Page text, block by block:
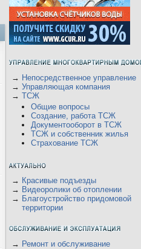
→ Непосредственное управление
→ Управляющая компания
→ ТСЖ
Общие вопросы
Создание, работа ТСЖ
Документооборот в ТСЖ
ТСЖ и собственник жилья
Страхование ТСЖ
→ Красивые подъезды
→ Видеоролики об отоплении
→ Благоустройство придомовой
территории
→ Ремонт и обслуживание